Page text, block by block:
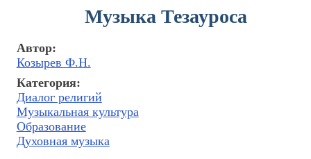
Музыка Тезауроса
Автор:
Козырев Ф.Н.
Категория:
Диалог религий
Музыкальная культура
Образование
Духовная музыка